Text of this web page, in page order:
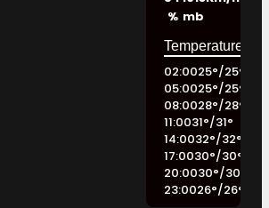
% mb
02:0025°/25°
05:0025°/25°
08:0028°/28°
11:0031°/31°
14:0032°/32°
17:0030°/30°
20:0030°/30
23:0026°/26°